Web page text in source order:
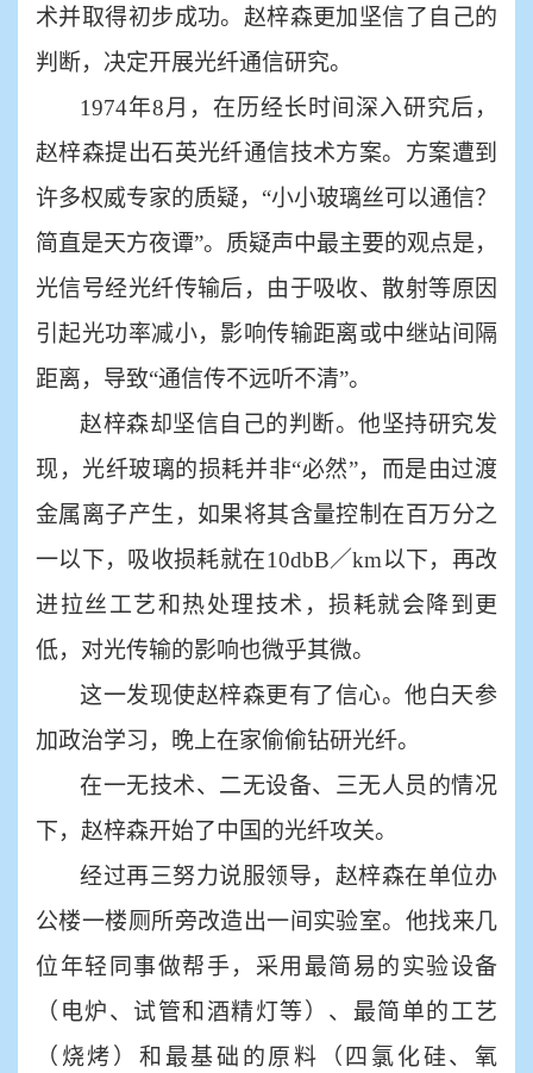
术并取得初步成功。赵梓森更加坚信了自己的
判断，决定开展光纤通信研究。
1974年8月，在历经长时间深入研究后，
赵梓森提出石英光纤通信技术方案。方案遭到
许多权威专家的质疑，“小小玻璃丝可以通信？
简直是天方夜谭”。质疑声中最主要的观点是，
光信号经光纤传输后，由于吸收、散射等原因
引起光功率减小，影响传输距离或中继站间隔
距离，导致“通信传不远听不清”。
赵梓森却坚信自己的判断。他坚持研究发
现，光纤玻璃的损耗并非“必然”，而是由过渡
金属离子产生，如果将其含量控制在百万分之
一以下，吸收损耗就在10dbB／km以下，再改
进拉丝工艺和热处理技术，损耗就会降到更
低，对光传输的影响也微乎其微。
这一发现使赵梓森更有了信心。他白天参
加政治学习，晚上在家偷偷钻研光纤。
在一无技术、二无设备、三无人员的情况
下，赵梓森开始了中国的光纤攻关。
经过再三努力说服领导，赵梓森在单位办
公楼一楼厕所旁改造出一间实验室。他找来几
位年轻同事做帮手，采用最简易的实验设备
（电炉、试管和酒精灯等）、最简单的工艺
（烧烤）和最基础的原料（四氯化硅、氧